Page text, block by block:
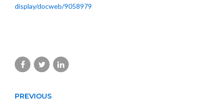
display/docweb/9058979
PREVIOUS